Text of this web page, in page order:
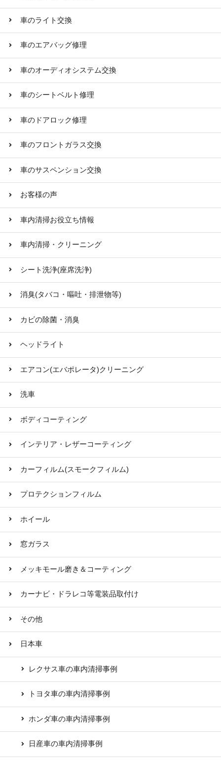
車のライト交換
車のエアバッグ修理
車のオーディオシステム交換
車のシートベルト修理
車のドアロック修理
車のフロントガラス交換
車のサスペンション交換
お客様の声
車内清掃お役立ち情報
車内清掃・クリーニング
シート洗浄(座席洗浄)
消臭(タバコ・嘔吐・排泄物等)
カビの除菌・消臭
ヘッドライト
エアコン(エバポレータ)クリーニング
洗車
ボディコーティング
インテリア・レザーコーティング
カーフィルム(スモークフィルム)
プロテクションフィルム
ホイール
窓ガラス
メッキモール磨き＆コーティング
カーナビ・ドラレコ等電装品取付け
その他
日本車
レクサス車の車内清掃事例
トヨタ車の車内清掃事例
ホンダ車の車内清掃事例
日産車の車内清掃事例